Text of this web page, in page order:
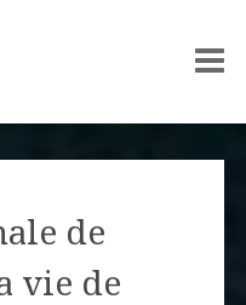
de
vie de